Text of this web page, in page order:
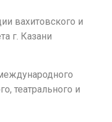
вахитовского и
г. Казани
театрального и